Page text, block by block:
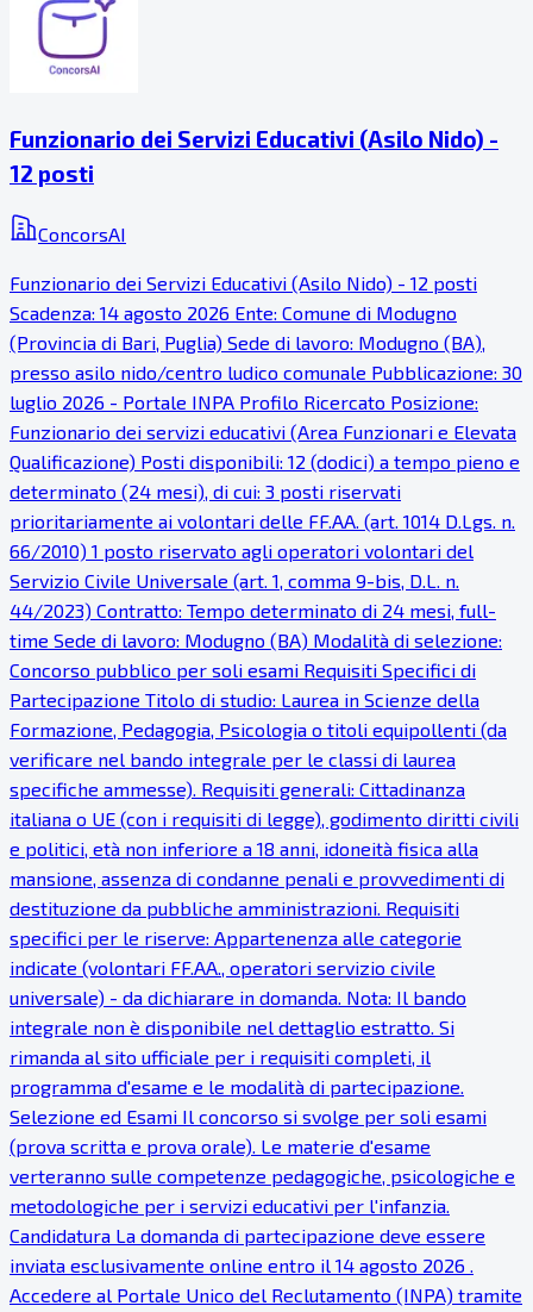
Funzionario dei Servizi Educativi (Asilo Nido) -
12 posti
ConcorsAI
Funzionario dei Servizi Educativi (Asilo Nido) - 12 posti
Scadenza: 14 agosto 2026 Ente: Comune di Modugno
(Provincia di Bari, Puglia) Sede di lavoro: Modugno (BA),
presso asilo nido/centro ludico comunale Pubblicazione: 30
luglio 2026 - Portale INPA Profilo Ricercato Posizione:
Funzionario dei servizi educativi (Area Funzionari e Elevata
Qualificazione) Posti disponibili: 12 (dodici) a tempo pieno e
determinato (24 mesi), di cui: 3 posti riservati
prioritariamente ai volontari delle FF.AA. (art. 1014 D.Lgs. n.
66/2010) 1 posto riservato agli operatori volontari del
Servizio Civile Universale (art. 1, comma 9-bis, D.L. n.
44/2023) Contratto: Tempo determinato di 24 mesi, full-
time Sede di lavoro: Modugno (BA) Modalità di selezione:
Concorso pubblico per soli esami Requisiti Specifici di
Partecipazione Titolo di studio: Laurea in Scienze della
Formazione, Pedagogia, Psicologia o titoli equipollenti (da
verificare nel bando integrale per le classi di laurea
specifiche ammesse). Requisiti generali: Cittadinanza
italiana o UE (con i requisiti di legge), godimento diritti civili
e politici, età non inferiore a 18 anni, idoneità fisica alla
mansione, assenza di condanne penali e provvedimenti di
destituzione da pubbliche amministrazioni. Requisiti
specifici per le riserve: Appartenenza alle categorie
indicate (volontari FF.AA., operatori servizio civile
universale) - da dichiarare in domanda. Nota: Il bando
integrale non è disponibile nel dettaglio estratto. Si
rimanda al sito ufficiale per i requisiti completi, il
programma d'esame e le modalità di partecipazione.
Selezione ed Esami Il concorso si svolge per soli esami
(prova scritta e prova orale). Le materie d'esame
verteranno sulle competenze pedagogiche, psicologiche e
metodologiche per i servizi educativi per l'infanzia.
Candidatura La domanda di partecipazione deve essere
inviata esclusivamente online entro il 14 agosto 2026 .
Accedere al Portale Unico del Reclutamento (INPA) tramite